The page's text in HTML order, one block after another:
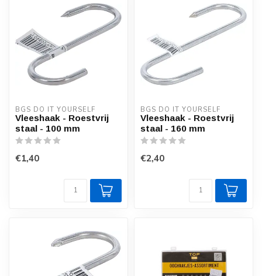
BGS DO IT YOURSELF
Vleeshaak - Roestvrij
staal - 100 mm
€1,40
BGS DO IT YOURSELF
Vleeshaak - Roestvrij
staal - 160 mm
€2,40